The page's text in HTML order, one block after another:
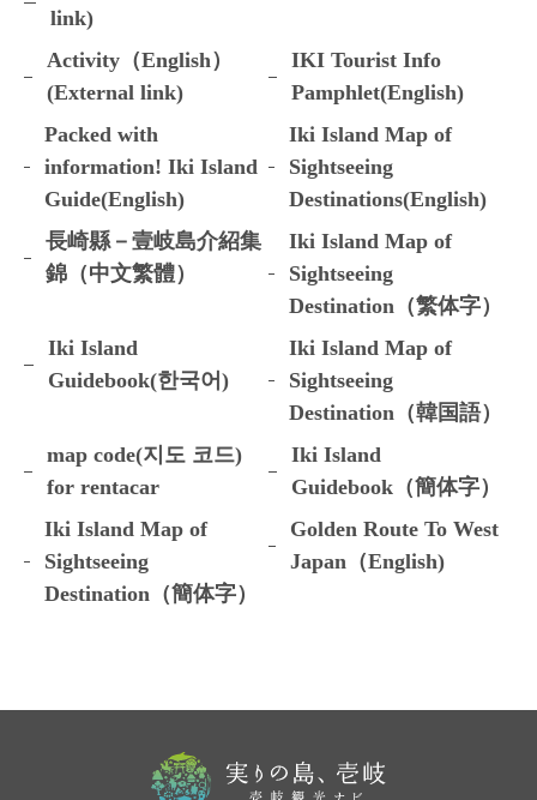
link)
Activity（English）
(External link)
IKI Tourist Info
Pamphlet(English)
Packed with
information! Iki Island
Guide(English)
Iki Island Map of
Sightseeing
Destinations(English)
長崎縣－壹岐島介紹集
錦（中文繁體）
Iki Island Map of
Sightseeing
Destination（繁体字）
Iki Island
Guidebook(한국어)
Iki Island Map of
Sightseeing
Destination（韓国語）
map code(지도 코드)
for rentacar
Iki Island
Guidebook（簡体字）
Iki Island Map of
Sightseeing
Destination（簡体字）
Golden Route To West
Japan（English)